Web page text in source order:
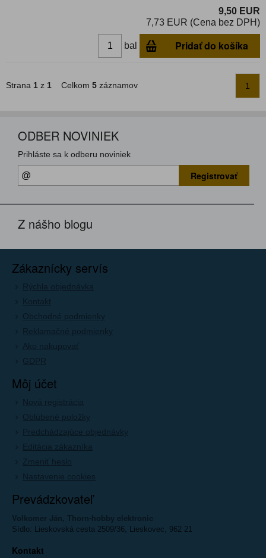
9,50 EUR
7,73 EUR (Cena bez DPH)
bal Pridať do košíka
Strana 1 z 1 Celkom 5 záznamov 1
ODBER NOVINIEK
Prihláste sa k odberu noviniek
Registrovať
Z nášho blogu
Zákaznícky servís
Rýchla objednávka
Kontakt
Obchodné podmienky
Reklamačné podmienky
Ako nakupovať
GDPR
Môj účet
Nová registrácia
Oblúbené položky
Predchádzajúce objednávky
Editácia zákazníka
Zmeniť heslo
Nastavenie cookies
Prevádzkovateľ
Volkomer Ján, Thorn-hobby elektronic
Sídlo: Lieskovská cesta 2509/36, Lieskovec, 962 21
Kontakt